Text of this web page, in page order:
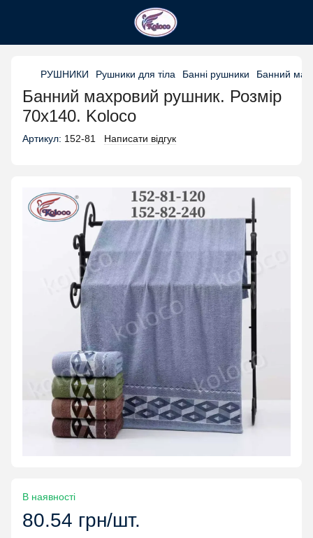
РУШНИКИ Рушники для тіла Банні рушники Банний
Банний махровий рушник. Розмір
70х140. Koloco
Артикул: 152-81 Написати відгук
В наявності
80.54 грн/шт.